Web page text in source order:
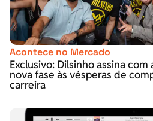
Acontece no Mercado
Exclusivo: Dilsinho assina
nova fase às vésperas de
carreira